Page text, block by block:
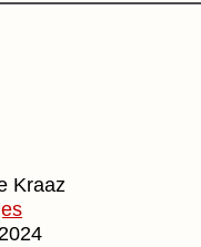
Kraaz